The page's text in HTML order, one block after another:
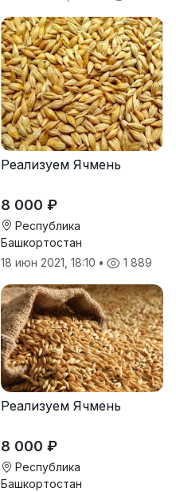
Реализуем Ячмень
8 000 ₽
Республика
Башкортостан
18 июн 2021, 18:10 • 1 889
Реализуем Ячмень
8 000 ₽
Республика
Башкортостан